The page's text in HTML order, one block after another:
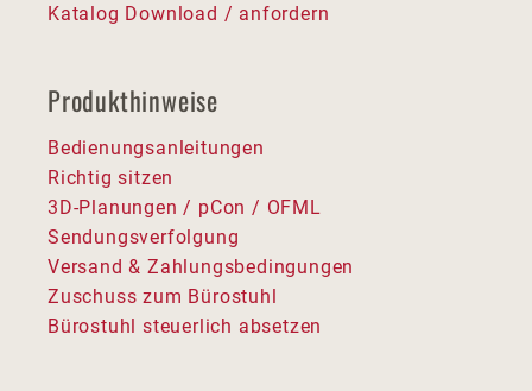
Katalog Download / anfordern
Produkthinweise
Bedienungsanleitungen
Richtig sitzen
3D-Planungen / pCon / OFML
Sendungsverfolgung
Versand & Zahlungsbedingungen
Zuschuss zum Bürostuhl
Bürostuhl steuerlich absetzen